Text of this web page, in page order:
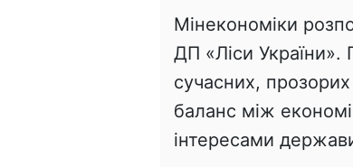
Мінекономіки
ДП «Ліси України».
сучасних,
баланс між
інтересами